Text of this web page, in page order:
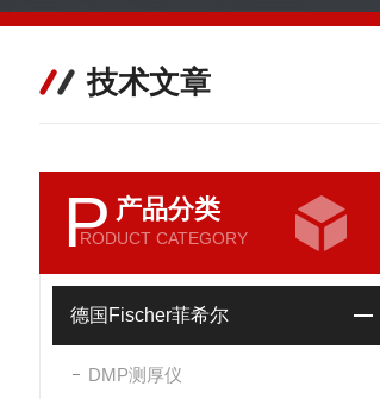
技术文章
P 产品分类
RODUCT CATEGORY
德国Fischer菲希尔
DMP测厚仪